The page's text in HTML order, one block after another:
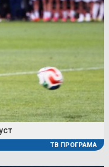
ТВ ПРОГРАМА